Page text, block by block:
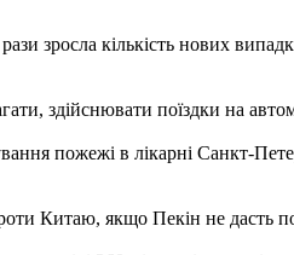
зросла кількість нових
здійснювати поїздки на
пожежі в лікарні Санкт-
Китаю, якщо Пекін не дасть